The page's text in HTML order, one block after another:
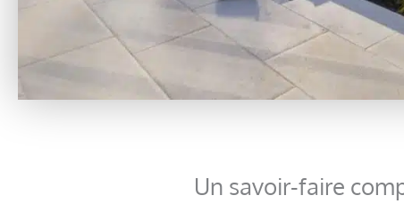
Un savoir-faire